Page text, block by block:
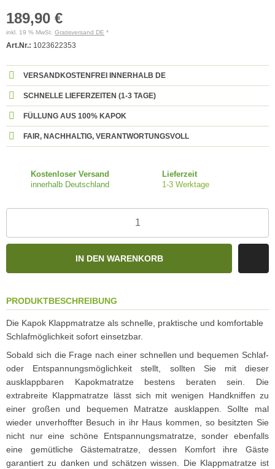
189,90 €
inkl. 19 % MwSt. Gratisversand DE *
Art.Nr.: 1023622353
VERSANDKOSTENFREI INNERHALB DE
SCHNELLE LIEFERZEITEN (1-3 TAGE)
FÜLLUNG AUS 100% KAPOK
FAIR, NACHHALTIG, VERANTWORTUNGSVOLL
Kostenloser Versand
innerhalb Deutschland
Lieferzeit
1-3 Werktage
IN DEN WARENKORB
PRODUKTBESCHREIBUNG
Die Kapok Klappmatratze als schnelle, praktische und komfortable
Schlafmöglichkeit sofort einsetzbar.
Sobald sich die Frage nach einer schnellen und bequemen Schlaf-
oder Entspannungsmöglichkeit stellt, sollten Sie mit dieser
ausklappbaren Kapokmatratze bestens beraten sein. Die
extrabreite Klappmatratze lässt sich mit wenigen Handkniffen zu
einer großen und bequemen Matratze ausklappen. Sollte mal
wieder unverhoffter Besuch in ihr Haus kommen, so besitzten Sie
nicht nur eine schöne Entspannungsmatratze, sonder ebenfalls
eine gemütliche Gästematratze, dessen Komfort ihre Gäste
garantiert zu danken und schätzen wissen. Die Klappmatratze ist